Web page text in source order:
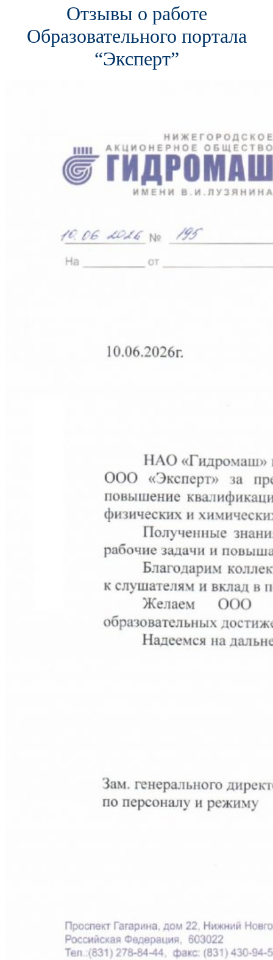
Отзывы о работе
Образовательного портала
“Эксперт”